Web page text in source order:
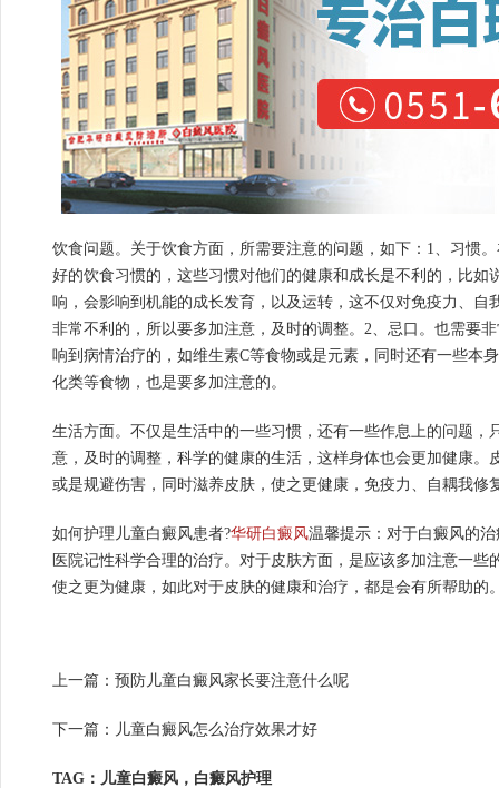
饮食问题。关于饮食方面，所需要注意的问题，如下：1、习惯
好的饮食习惯的，这些习惯对他们的健康和成长是不利的，比如
响，会影响到机能的成长发育，以及运转，这不仅对免疫力、自
非常不利的，所以要多加注意，及时的调整。2、忌口。也需要
响到病情治疗的，如维生素C等食物或是元素，同时还有一些本
化类等食物，也是要多加注意的。
生活方面。不仅是生活中的一些习惯，还有一些作息上的问题，
意，及时的调整，科学的健康的生活，这样身体也会更加健康。
或是规避伤害，同时滋养皮肤，使之更健康，免疫力、自耦我修
如何护理儿童白癜风患者?华研白癜风温馨提示：对于白癜风的
医院记性科学合理的治疗。对于皮肤方面，是应该多加注意一
使之更为健康，如此对于皮肤的健康和治疗，都是会有所帮助的
上一篇：预防儿童白癜风家长要注意什么呢
下一篇： 儿童白癜风怎么治疗效果才好
TAG：儿童白癜风，白癜风护理